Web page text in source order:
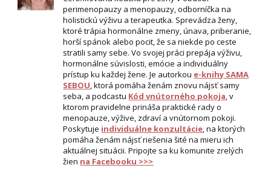
perimenopauzy a menopauzy, odborníčka na
holistickú výživu a terapeutka. Sprevádza ženy,
ktoré trápia hormonálne zmeny, únava, priberanie,
horší spánok alebo pocit, že sa niekde po ceste
stratili samy sebe. Vo svojej práci prepája výživu,
hormonálne súvislosti, emócie a individuálny
prístup ku každej žene. Je autorkou e-knihy SAMA
SEBOU, ktorá pomáha ženám znovu nájsť samy
seba, a podcastu Kód vnútorného pokoja, v
ktorom pravidelne prináša praktické rady o
menopauze, výžive, zdraví a vnútornom pokoji.
Poskytuje individuálne konzultácie, na ktorých
pomáha ženám nájsť riešenia šité na mieru ich
aktuálnej situácii. Pripojte sa ku komunite zrelých
žien na Facebooku >>>